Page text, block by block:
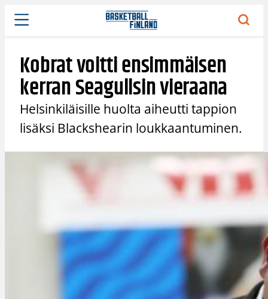
Siirry
sisältöön
Kobrat voitti ensimmäisen
kerran Seagullsin vieraana
Helsinkiläisille huolta aiheutti tappion
lisäksi Blackshearin loukkaantuminen.